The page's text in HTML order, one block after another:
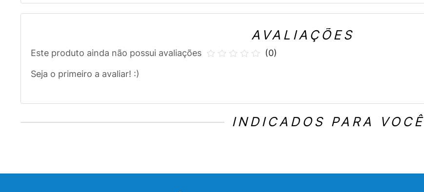
AVALIAÇÕES
Este produto ainda não possui avaliações
Seja o primeiro a avaliar! :)
(0)
INDICADOS PARA VOCÊ